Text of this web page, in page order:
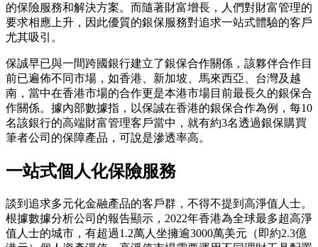
的保險服務和解決方案。而隨著財富增長，人們對財富管理的
要求相應上升，因此優質的銀保服務對追求一站式體驗的客戶
尤其吸引。
保誠早已與一間跨國銀行建立了銀保合作關係，該夥伴合作目
前已遍佈不同市場，如香港、新加坡、馬來西亞、台灣及越
南，當中在香港市場的合作更是本港市場目前最長久的銀保合
作關係。據內部數據指，以保誠在香港的銀保合作為例，每10
名該銀行的高端財富管理客戶當中，就有約3名透過銀保購買
筆者公司的保障產品，可說是滲透率高。
一站式個人化保險服務
談到追求多元化金融產品的客戶群，不得不提到高淨值人士。
根據數據分析公司的報告顯示，2022年香港為全球最多超高淨
值人士的城市，有超過1.2萬人坐擁逾3000萬美元（即約2.3億